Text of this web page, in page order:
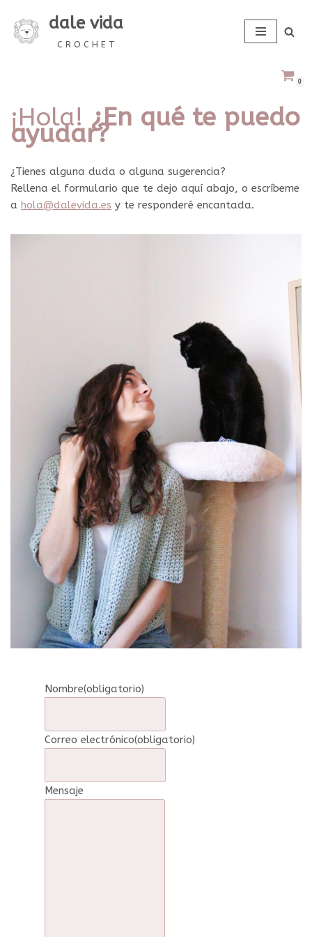
Saltar
dale vida
C R O C H E T
0
¡Hola! ¿En qué te puedo
ayudar?
¿Tienes alguna duda o alguna sugerencia?
Rellena el formulario que te dejo aquí abajo, o escríbeme
a hola@dalevida.es y te responderé encantada.
Nombre(obligatorio)
Correo electrónico(obligatorio)
Mensaje